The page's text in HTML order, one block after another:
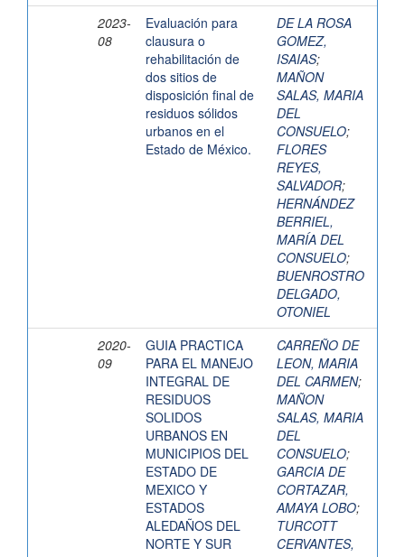
2023-
08
Evaluación para
clausura o
rehabilitación de
dos sitios de
disposición final de
residuos sólidos
urbanos en el
Estado de México.
DE LA ROSA
GOMEZ,
ISAIAS;
MAÑON
SALAS, MARIA
DEL
CONSUELO;
FLORES
REYES,
SALVADOR;
HERNÁNDEZ
BERRIEL,
MARÍA DEL
CONSUELO;
BUENROSTRO
DELGADO,
OTONIEL
2020-
09
GUIA PRACTICA
PARA EL MANEJO
INTEGRAL DE
RESIDUOS
SOLIDOS
URBANOS EN
MUNICIPIOS DEL
ESTADO DE
MEXICO Y
ESTADOS
ALEDAÑOS DEL
NORTE Y SUR
CARREÑO DE
LEON, MARIA
DEL CARMEN;
MAÑON
SALAS, MARIA
DEL
CONSUELO;
GARCIA DE
CORTAZAR,
AMAYA LOBO;
TURCOTT
CERVANTES,